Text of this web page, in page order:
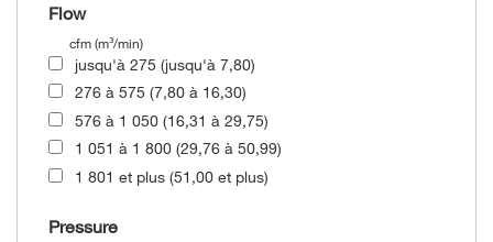
Flow
cfm (m³/min)
jusqu'à 275 (jusqu'à 7,80)
276 à 575 (7,80 à 16,30)
576 à 1 050 (16,31 à 29,75)
1 051 à 1 800 (29,76 à 50,99)
1 801 et plus (51,00 et plus)
Pressure